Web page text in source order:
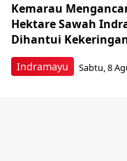
Indramayu
Kemarau
Hektare Sawah
Dihantui
Sabtu, 8